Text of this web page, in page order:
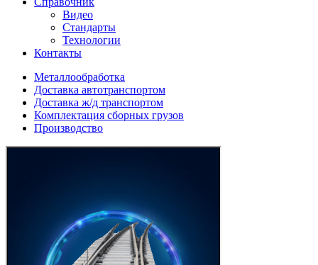
Видео
Стандарты
Технологии
Контакты
Металлообработка
Доставка автотранспортом
Доставка ж/д транспортом
Комплектация сборных грузов
Производство